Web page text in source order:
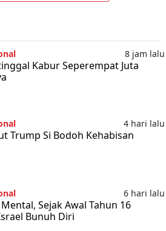
8 jam lalu
Kabur Seperempat Juta
4 hari lalu
Trump Si Bodoh Kehabisan
6 hari lalu
Sejak Awal Tahun 16
Bunuh Diri